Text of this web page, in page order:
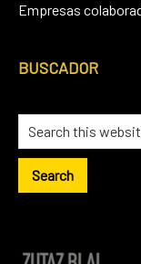
Empresas
BUSCADOR